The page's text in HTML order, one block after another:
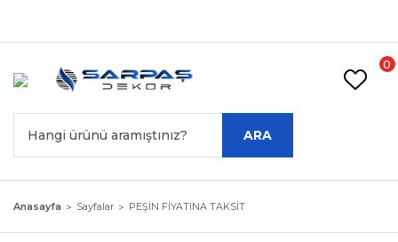
ARA
0
Anasayfa Sayfalar PEŞİN FİYATINA TAKSİT
TEK KANAT
ÇİFT KANAT
PİLELİ SİNEKLİK
STOR SİNEKLİK
Ahşap Jaluzi